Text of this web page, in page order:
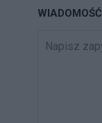
WIADOMOŚĆ